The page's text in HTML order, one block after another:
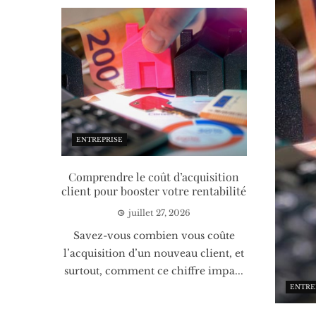
ENTREPRISE
Comprendre le coût d’acquisition
client pour booster votre rentabilité
juillet 27, 2026
Savez-vous combien vous coûte
l’acquisition d’un nouveau client, et
surtout, comment ce chiffre impa...